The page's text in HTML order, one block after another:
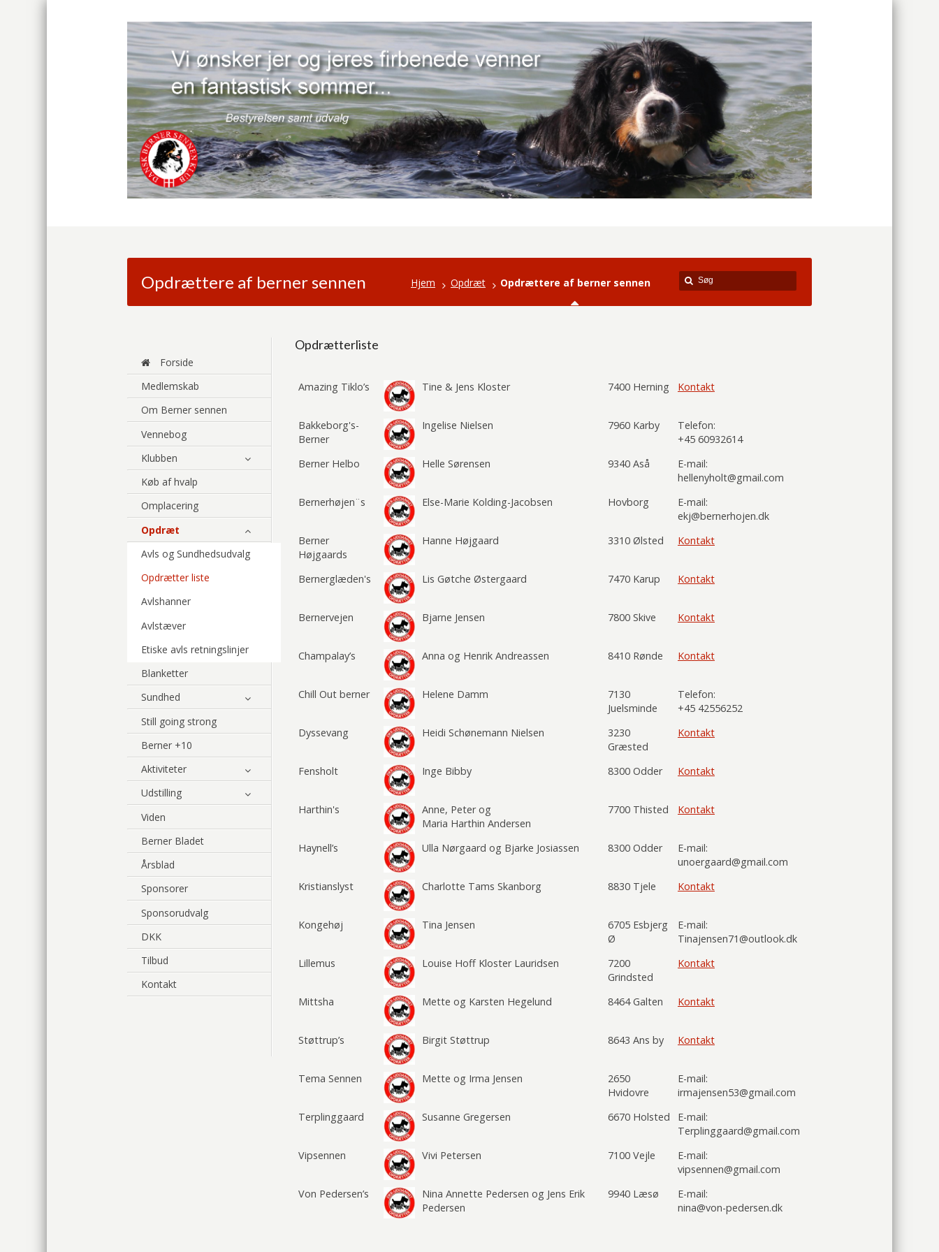
Opdrættere af berner sennen Hjem Opdræt Opdrættere af berner sennen
Forside
Medlemskab
Om Berner sennen
Vennebog
Klubben
Køb af hvalp
Omplacering
Opdræt
Avls og Sundhedsudvalg
Opdrætter liste
Avlshanner
Avlstæver
Etiske avls retningslinjer
Blanketter
Sundhed
Still going strong
Berner +10
Aktiviteter
Udstilling
Viden
Berner Bladet
Årsblad
Sponsorer
Sponsorudvalg
DKK
Tilbud
Kontakt
Opdrætterliste
Amazing Tiklo’s Tine & Jens Kloster 7400 Herning Kontakt
Bakkeborg's-
Berner
Ingelise Nielsen 7960 Karby
Telefon:
+45 60932614
Berner Helbo
Helle Sørensen 9340 Aså
E-mail:
hellenyholt@gmail.com
Bernerhøjen¨s
Else-Marie Kolding-Jacobsen Hovborg
E-mail:
ekj@bernerhojen.dk
Berner
Højgaards
Hanne Højgaard 3310 Ølsted Kontakt
Bernerglæden's Lis Gøtche Østergaard 7470 Karup Kontakt
Bernervejen Bjarne Jensen 7800 Skive Kontakt
Champalay’s Anna og Henrik Andreassen 8410 Rønde Kontakt
Chill Out berner Helene Damm
7130
Juelsminde
Telefon:
+45 42556252
Dyssevang
Heidi Schønemann Nielsen
3230
Græsted
Kontakt
Fensholt Inge Bibby 8300 Odder Kontakt
Harthin's
Anne, Peter og
Maria Harthin Andersen
7700 Thisted Kontakt
Haynell’s Ulla Nørgaard og Bjarke Josiassen 8300 Odder
E-mail:
unoergaard@gmail.com
Kristianslyst
Charlotte Tams Skanborg 8830 Tjele Kontakt
Kongehøj Tina Jensen
6705 Esbjerg
Ø
E-mail:
Tinajensen71@outlook.dk
Lillemus
Louise Hoff Kloster Lauridsen
7200
Grindsted
Kontakt
Mittsha Mette og Karsten Hegelund 8464 Galten Kontakt
Støttrup’s Birgit Støttrup 8643 Ans by Kontakt
Tema Sennen Mette og Irma Jensen
2650
Hvidovre
E-mail:
irmajensen53@gmail.com
Terplinggaard
Susanne Gregersen 6670 Holsted
E-mail:
Terplinggaard@gmail.com
Vipsennen
Vivi Petersen 7100 Vejle
E-mail:
vipsennen@gmail.com
Von Pedersen’s
Nina Annette Pedersen og Jens Erik
Pedersen
9940 Læsø
E-mail:
nina@von-pedersen.dk